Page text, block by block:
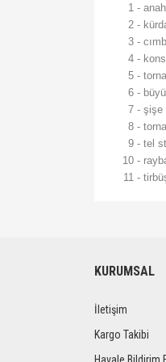
1 -
2 -
3 -
4 -
5 -
6 -
7 - şişe
8 -
9 - tel
10 -
11 -
Bu
KURUMSAL
İletişim
Kargo Takibi